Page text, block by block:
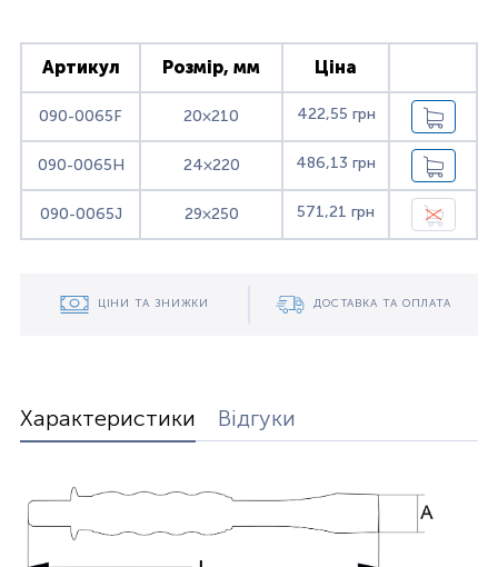
Артикул Розмір, мм Ціна
090-0065F 20×210 422,55 грн
090-0065H 24×220 486,13 грн
090-0065J 29×250 571,21 грн
ЦІНИ ТА ЗНИЖКИ ДОСТАВКА ТА ОПЛАТА
Характеристики Відгуки